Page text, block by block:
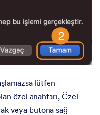
lütfen
özel anahtarı, Özel
veya butona sağ